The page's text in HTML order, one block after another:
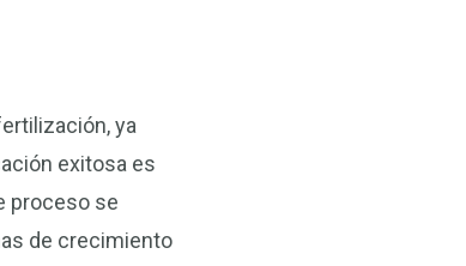
ya
exitosa es
proceso se
de crecimiento